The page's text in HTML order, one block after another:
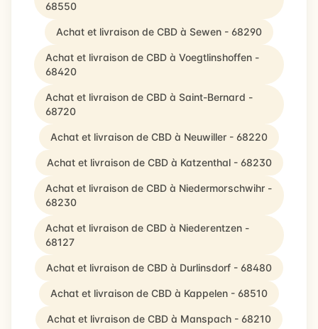
68550
Achat et livraison de CBD à Sewen - 68290
Achat et livraison de CBD à Voegtlinshoffen -
68420
Achat et livraison de CBD à Saint-Bernard -
68720
Achat et livraison de CBD à Neuwiller - 68220
Achat et livraison de CBD à Katzenthal - 68230
Achat et livraison de CBD à Niedermorschwihr -
68230
Achat et livraison de CBD à Niederentzen -
68127
Achat et livraison de CBD à Durlinsdorf - 68480
Achat et livraison de CBD à Kappelen - 68510
Achat et livraison de CBD à Manspach - 68210